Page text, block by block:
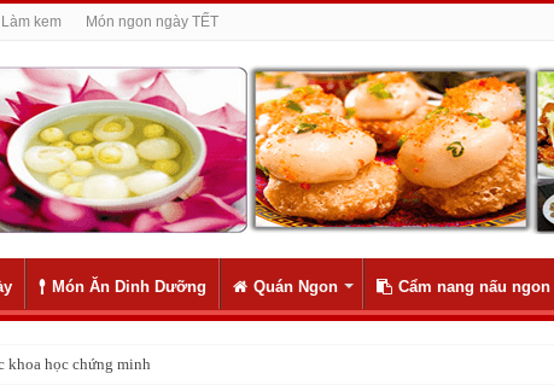
Làm kem Món ngon ngày TẾT
Món Ăn Dinh Dưỡng Quán Ngon Cẩm nang nấu ngon
khoa học chứng minh